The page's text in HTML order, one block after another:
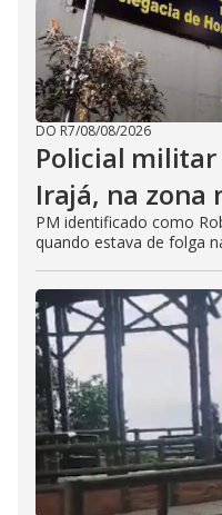
DO R7/08/08/2026
Policial
Irajá, na zona
PM identificado como
quando estava de folga